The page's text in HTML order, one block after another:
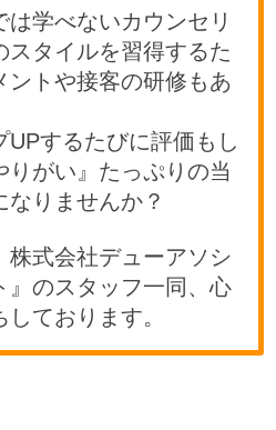
学べないカウンセリ
スタイルを習得するた
ントや接客の研修もあ
UPするたびに評価もし
りがい』たっぷりの当
りませんか？
株式会社デューアソシ
』のスタッフ一同、心
ております。